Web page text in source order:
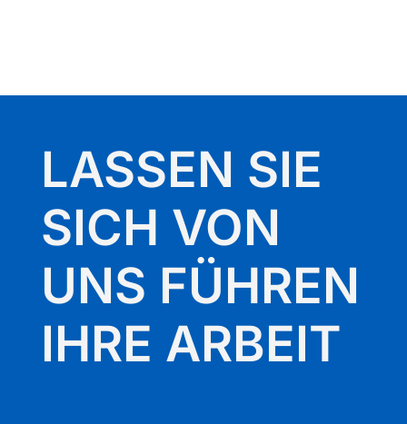
LASSEN SIE
SICH VON
UNS FÜHREN
IHRE ARBEIT